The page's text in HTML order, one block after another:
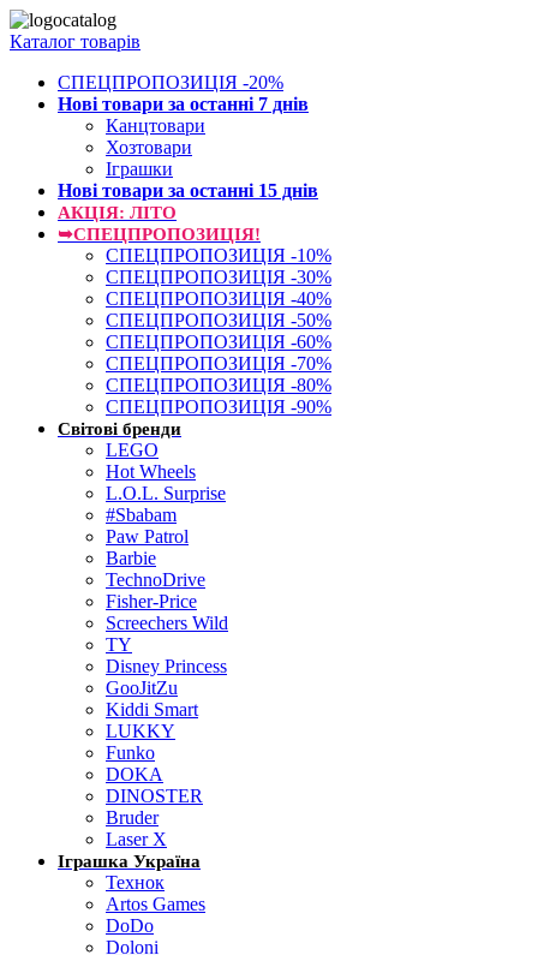
Каталог товарів
СПЕЦПРОПОЗИЦІЯ -20%
Нові товари за останнi 7 днiв
Канцтовари
Хозтовари
Іграшки
Нові товари за останнi 15 днiв
АКЦІЯ: ЛІТО
➥СПЕЦПРОПОЗИЦІЯ!
СПЕЦПРОПОЗИЦІЯ -10%
СПЕЦПРОПОЗИЦІЯ -30%
СПЕЦПРОПОЗИЦІЯ -40%
СПЕЦПРОПОЗИЦІЯ -50%
СПЕЦПРОПОЗИЦІЯ -60%
СПЕЦПРОПОЗИЦІЯ -70%
СПЕЦПРОПОЗИЦІЯ -80%
СПЕЦПРОПОЗИЦІЯ -90%
Світові бренди
LEGO
Hot Wheels
L.O.L. Surprise
#Sbabam
Paw Patrol
Barbie
TechnoDrive
Fisher-Price
Screechers Wild
TY
Disney Princess
GooJitZu
Kiddi Smart
LUKKY
Funko
DOKA
DINOSTER
Bruder
Laser X
Іграшка Україна
Технок
Artos Games
DoDo
Doloni